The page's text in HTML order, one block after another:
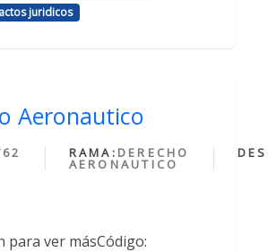
juridicos
Aeronautico
RAMA: DERECHO
AERONAUTICO
para ver másCódigo: